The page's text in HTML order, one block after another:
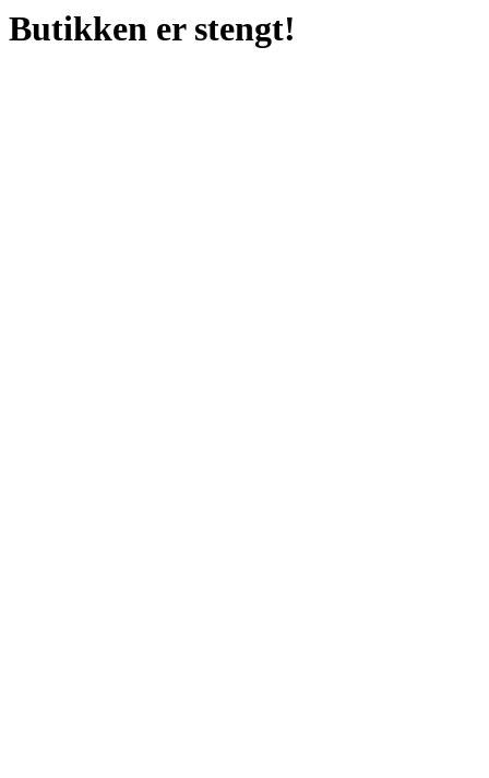
Butikken er stengt!